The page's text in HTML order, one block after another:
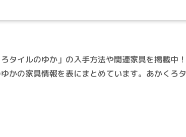
タイルのゆか」の入手方法や関連家具を掲載中！
かの家具情報を表にまとめています。あかくろタ